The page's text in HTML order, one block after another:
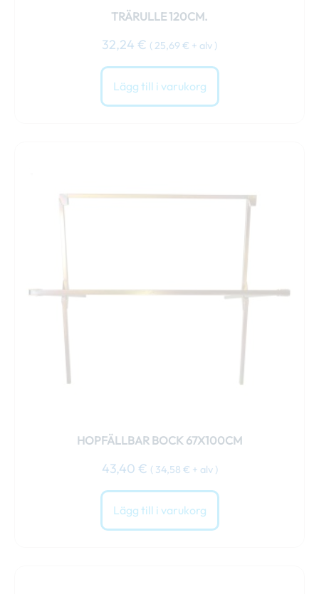
TRÄRULLE 120CM.
32,24 € (25,69 € + alv )
Lägg till i varukorg
HOPFÄLLBAR BOCK 67X100CM
43,40 € ( 34,58 € + alv )
Lägg till i varukorg